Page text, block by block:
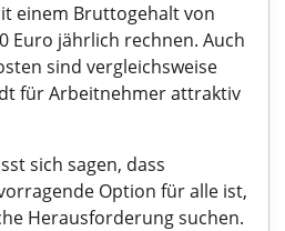
einem Bruttogehalt von
Euro jährlich rechnen. Auch
sind vergleichsweise
für Arbeitnehmer attraktiv
sich sagen, dass
Option für alle ist,
Herausforderung suchen.